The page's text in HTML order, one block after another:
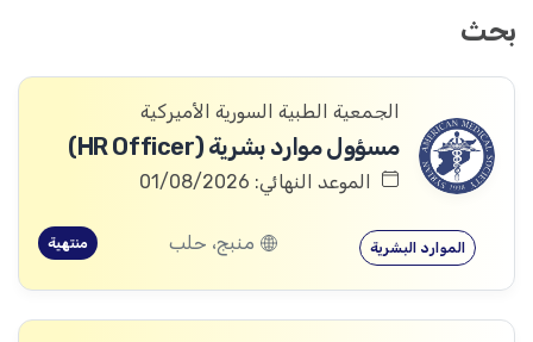
بحث
الجمعية الطبية السورية الأميركية
مسؤول موارد بشرية (HR Officer)
الموعد النهائي: 01/08/2026
الموارد البشرية منبج، حلب منتهية